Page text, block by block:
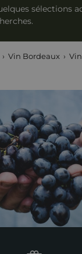
sélections
Vin Bordeaux